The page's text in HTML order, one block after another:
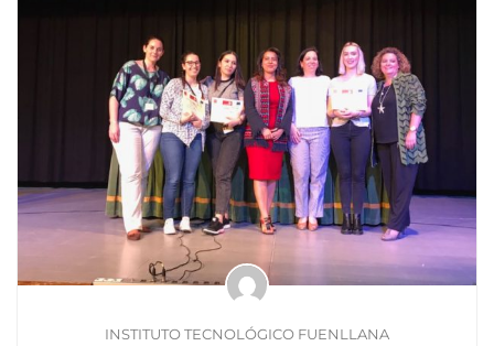
INSTITUTO TECNOLÓGICO FUENLLANA